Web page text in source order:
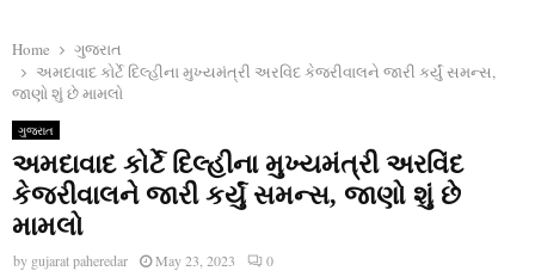
Home
ગુજરાત
અમદાવાદ કોર્ટે દિલ્હીના મુખ્યમંત્રી અરવિંદ કેજરીવાલને જારી કર્યું સમન્સ,
જાણો શું છે મામલો
ગુજરાત
અમદાવાદ કોર્ટે દિલ્હીના મુખ્યમંત્રી અરવિંદ
કેજરીવાલને જારી કર્યું સમન્સ, જાણો શું છે
મામલો
by gujarat paheredar May 23, 2023 0